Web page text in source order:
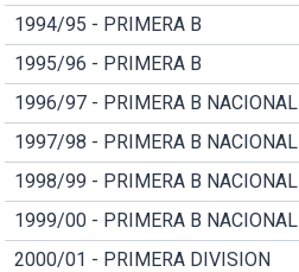
1994/95 - PRIMERA B
1995/96 - PRIMERA B
1996/97 - PRIMERA B NACIONAL
1997/98 - PRIMERA B NACIONAL
1998/99 - PRIMERA B NACIONAL
1999/00 - PRIMERA B NACIONAL
2000/01 - PRIMERA DIVISION